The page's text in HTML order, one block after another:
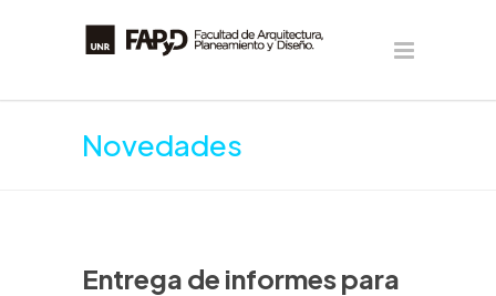
Novedades
Entrega de informes para